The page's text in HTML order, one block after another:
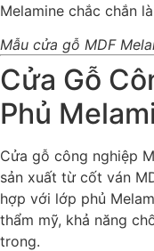
Melamine chắc chắn
Mẫu cửa gỗ MDF
Cửa Gỗ
Phủ
Cửa gỗ công nghiệp
sản xuất từ cốt ván
hợp với lớp phủ
thẩm mỹ, khả năng
trong.